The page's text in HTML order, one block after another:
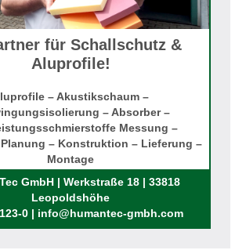
für Schallschutz &
Aluprofile!
– Akustikschaum –
– Absorber –
Messung –
– Konstruktion – Lieferung –
Montage
Rufen Sie uns an!
GmbH | Werkstraße 18 | 33818
Leopoldshöhe
0 | info@humantec-gmbh.com